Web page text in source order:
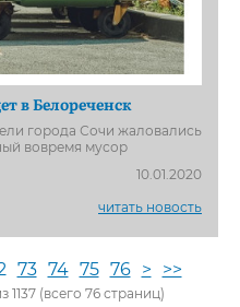
в Белореченск
города Сочи жаловались
вовремя мусор
10.01.2020
читать новость
73 74 75 76 > >>
1137 (всего 76 страниц)